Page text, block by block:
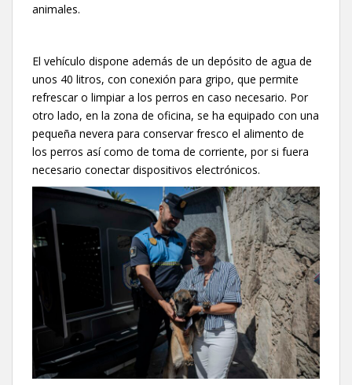
animales.
El vehículo dispone además de un depósito de agua de
unos 40 litros, con conexión para gripo, que permite
refrescar o limpiar a los perros en caso necesario. Por
otro lado, en la zona de oficina, se ha equipado con una
pequeña nevera para conservar fresco el alimento de
los perros así como de toma de corriente, por si fuera
necesario conectar dispositivos electrónicos.